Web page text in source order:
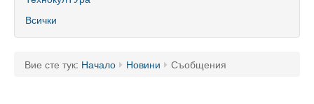
60 години ТУ - Варна
Програма 60 г.
Успели в науката и бизнеса
Всички
Вие сте тук: Начало Новини Съобщения